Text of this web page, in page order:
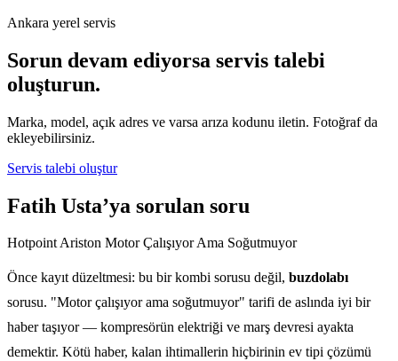
Ankara yerel servis
Sorun devam ediyorsa servis talebi
oluşturun.
Marka, model, açık adres ve varsa arıza kodunu iletin. Fotoğraf da
ekleyebilirsiniz.
Servis talebi oluştur
Fatih Usta’ya sorulan soru
Hotpoint Ariston Motor Çalışıyor Ama Soğutmuyor
Önce kayıt düzeltmesi: bu bir kombi sorusu değil, buzdolabı
sorusu. "Motor çalışıyor ama soğutmuyor" tarifi de aslında iyi bir
haber taşıyor — kompresörün elektriği ve marş devresi ayakta
demektir. Kötü haber, kalan ihtimallerin hiçbirinin ev tipi çözümü